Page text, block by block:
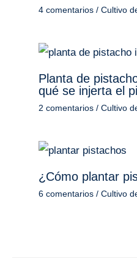
4 comentarios / Cultivo
Planta de
qué se injerta el
2 comentarios / Cultivo
¿Cómo plantar
6 comentarios / Cultivo